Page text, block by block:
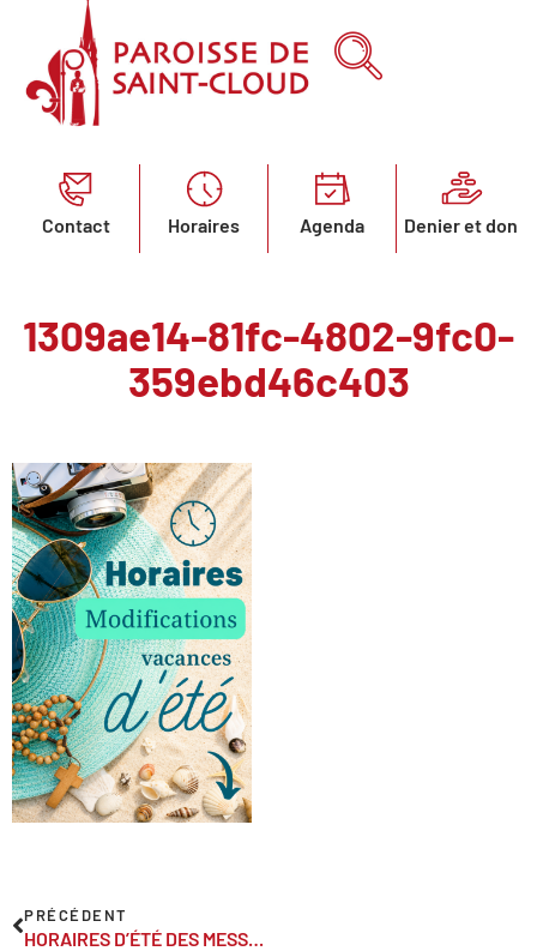
Contact Horaires Agenda Denier et don
1309ae14-81fc-4802-9fc0-
359ebd46c403
PRÉCÉDENT
HORAIRES D’ÉTÉ DES MESSES ET FERMETURES DES ÉGLISES > Du samedi 4 juillet au samedi 29 août,